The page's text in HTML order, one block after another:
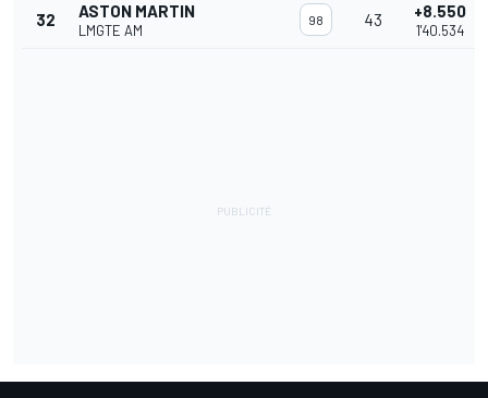
32 ASTON MARTIN
LMGTE AM
98 43 +8.550
1'40.534